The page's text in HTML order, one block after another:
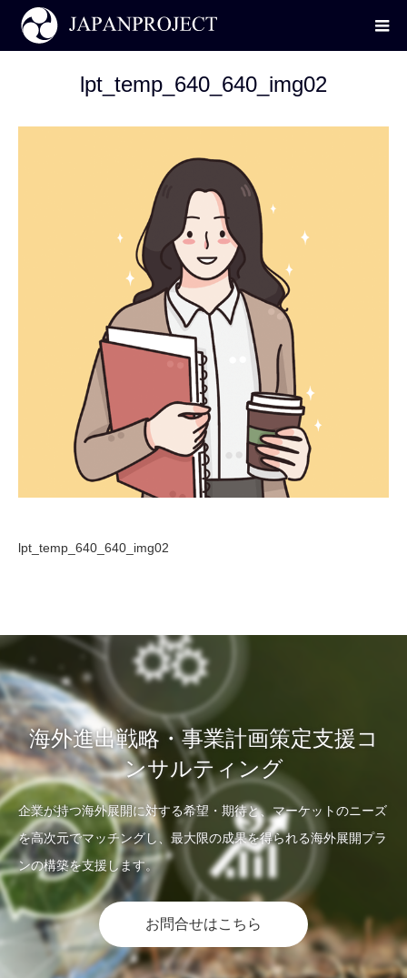
lpt_temp_640_640_img02
lpt_temp_640_640_img02
海外進出戦略・事業計画策定支援コ
ンサルティング
企業が持つ海外展開に対する希望・期待と、マーケットのニーズ
を高次元でマッチングし、最大限の成果を得られる海外展開プラ
ンの構築を支援します。
お問合せはこちら